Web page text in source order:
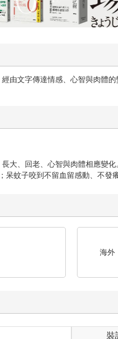
由文字傳達情感、心智與肉體的
大、回老、心智與肉體相應變
蚊子咬到不留血留感動、不發
海外
裝